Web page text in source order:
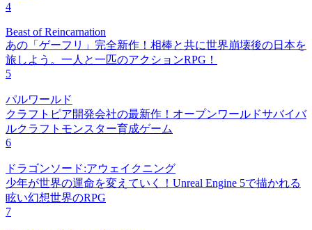
4
Beast of Reincarnation
あの「ゲーフリ」完全新作！相棒と共に世界崩壊後の日本を
旅しよう。一人と一匹のアクションRPG！
5
パルワールド
クラフトピア開発会社の最新作！オープンワールドサバイバ
ルクラフトモンスター育成ゲーム
6
ドラゴンソード:アウェイクニング
少年が世界の運命を変えていく！Unreal Engine 5で描かれる
眩い幻想世界のRPG
7